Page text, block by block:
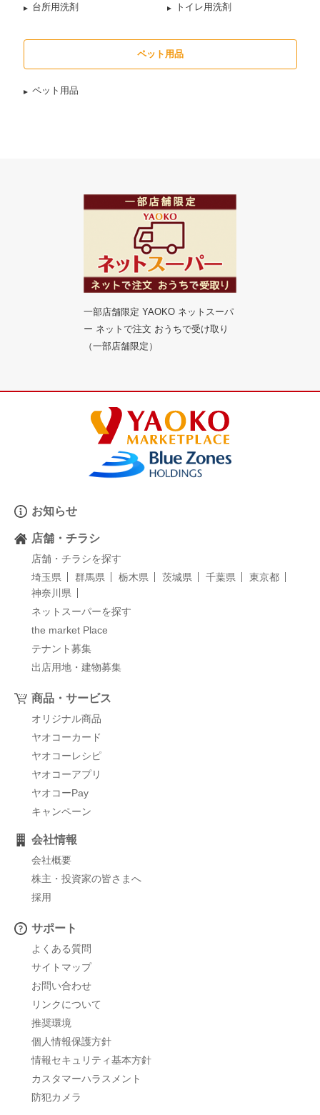
台所用洗剤
トイレ用洗剤
ペット用品
ペット用品
一部店舗限定 YAOKO ネットスーパ
ー ネットで注文 おうちで受け取り
（一部店舗限定）
お知らせ
店舗・チラシ
店舗・チラシを探す
埼玉県
群馬県 栃木県 茨城県 千葉県
東京都
神奈川県
ネットスーパーを探す
the market Place
テナント募集
出店用地・建物募集
商品・サービス
オリジナル商品
ヤオコーカード
ヤオコーレシピ
ヤオコーアプリ
ヤオコーPay
キャンペーン
会社情報
会社概要
株主・投資家の皆さまへ
採用
サポート
よくある質問
サイトマップ
お問い合わせ
リンクについて
推奨環境
個人情報保護方針
情報セキュリティ基本方針
カスタマーハラスメント
防犯カメラ